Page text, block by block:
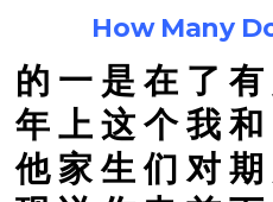
How Many
的 一 是 在 了 有
年 上 这 个 我 和
他 家 生 们 对 期